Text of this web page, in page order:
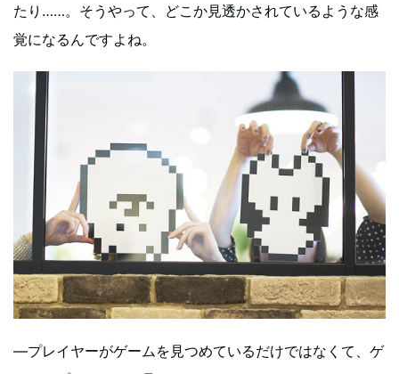
たり……。そうやって、どこか見透かされているような感
覚になるんですよね。
—プレイヤーがゲームを見つめているだけではなくて、ゲ